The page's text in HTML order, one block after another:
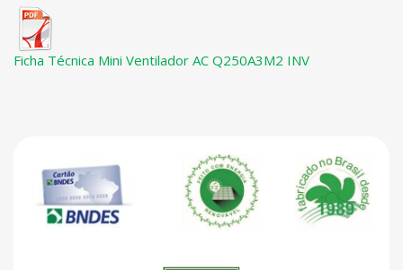
Ficha Técnica Mini Ventilador AC Q250A3M2 INV